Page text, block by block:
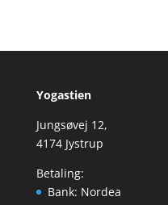
Yogastien
Jungsøvej 12,
4174 Jystrup
Betaling:
Bank: Nordea